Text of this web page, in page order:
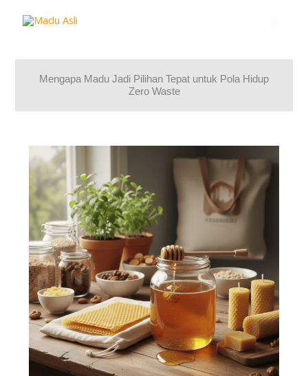
Mengapa Madu Jadi Pilihan Tepat untuk Pola Hidup
Zero Waste